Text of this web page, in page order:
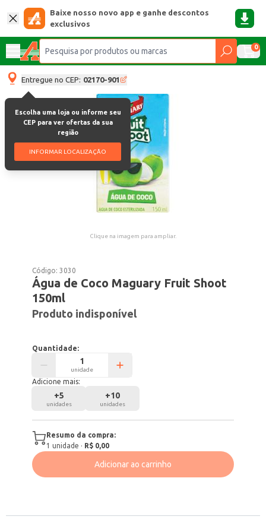
Baixe nosso novo app e ganhe descontos
exclusivos
0
Entregue no CEP: 02170-901
Escolha uma loja ou informe seu
CEP para ver ofertas da sua
região
INFORMAR LOCALIZAÇÃO
Clique na imagem para ampliar.
Código:3030
Água de Coco Maguary Fruit Shoot
150ml
Produto indisponível
Quantidade:
unidade
Adicione mais:
+5
unidades
+10
unidades
Resumo da compra:
1 unidade · R$ 0,00
Adicionar ao carrinho